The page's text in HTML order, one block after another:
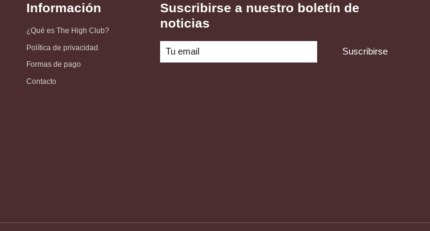
Información
¿Qué es The High Club?
Política de privacidad
Formas de pago
Contacto
Suscribirse a nuestro boletín de
noticias
Suscribirse